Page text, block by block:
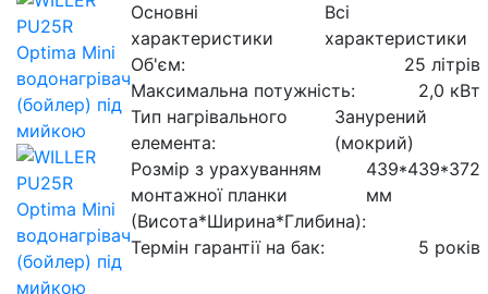
Основні
характеристики
Всі
характеристики
Об'єм:
25 літрів
Максимальна потужність:
2,0 кВт
Тип нагрівального
елемента:
Занурений
(мокрий)
Розмір з урахуванням
монтажної планки
(Висота*Ширина*Глибина):
439*439*372
мм
Термін гарантії на бак: 5 років